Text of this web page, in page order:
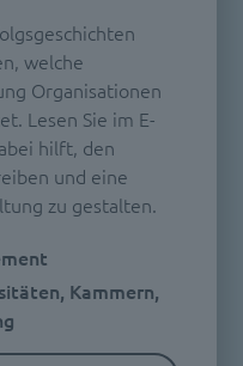
welche
Organisationen
Lesen Sie im E-
hilft, den
und eine
zu gestalten.
Kammern,